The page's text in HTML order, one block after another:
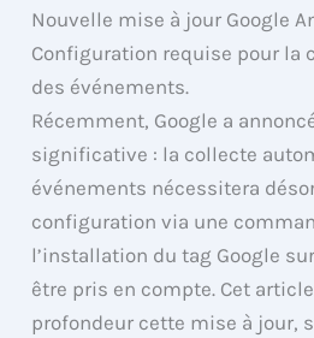
Nouvelle mise à jour Google
Configuration requise pour la
des événements.
Récemment, Google a
significative : la collecte
événements nécessitera
configuration via une
l’installation du tag Google
être pris en compte. Cet
profondeur cette mise à jour,